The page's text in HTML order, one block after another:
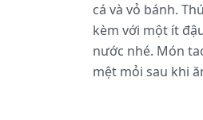
cá và vỏ bánh.
kèm với một ít
nước nhé. Món
mệt mỏi sau khi